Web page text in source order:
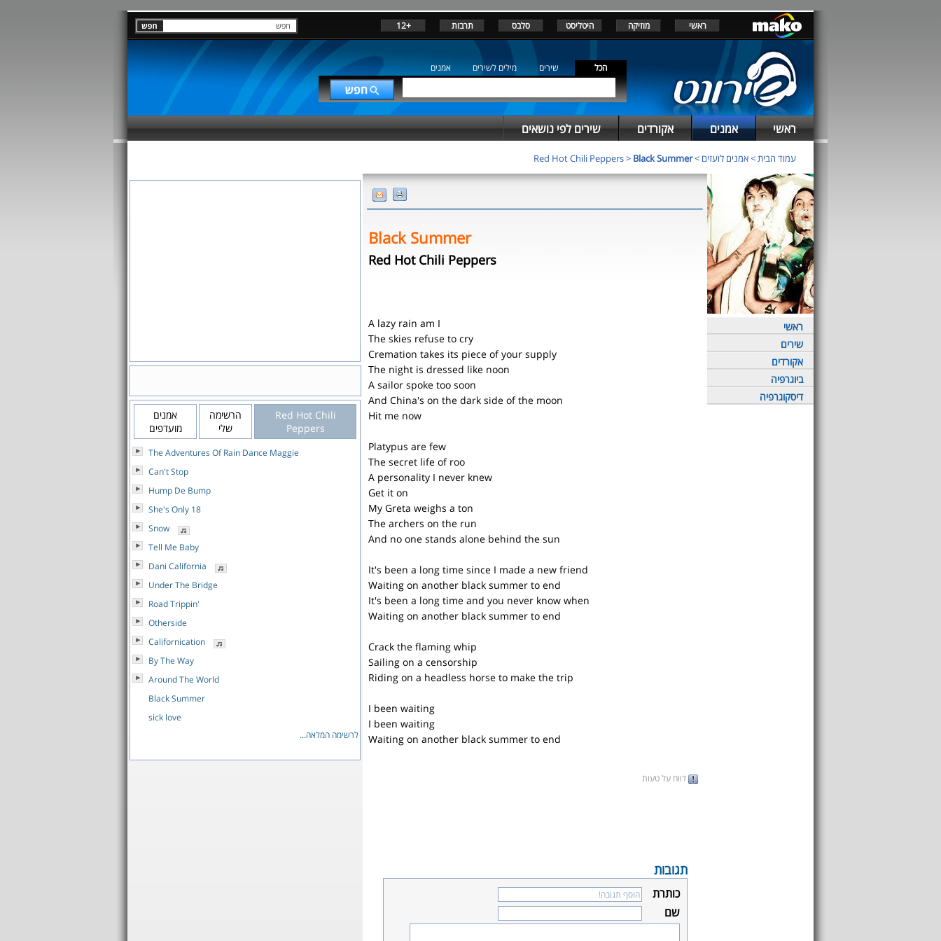
ראשי מוזיקה היטליסט סלבס תרבות +12
הכל שירים מילים לשירים אמנים
ראשי אמנים אקורדים שירים לפי נושאים
עמוד הבית>אמנים לועזים >
Red Hot Chili Peppers> Black Summer
ראשי
שירים
אקורדים
ביוגרפיה
דיסקוגרפיה
Black Summer
Red Hot Chili Peppers
A lazy rain am I
The skies refuse to cry
Cremation takes its piece of your supply
The night is dressed like noon
A sailor spoke too soon
And China's on the dark side of the moon
Hit me now
Platypus are few
The secret life of roo
A personality I never knew
Get it on
My Greta weighs a ton
The archers on the run
And no one stands alone behind the sun
It's been a long time since I made a new friend
Waiting on another black summer to end
It's been a long time and you never know when
Waiting on another black summer to end
Crack the flaming whip
Sailing on a censorship
Riding on a headless horse to make the trip
I been waiting
I been waiting
Waiting on another black summer to end
דווח על טעות
תגובות
כותרת
שם
Red Hot Chili
Peppers
הרשימה
שלי
אמנים
מועדפים
The Adventures Of Rain Dance Maggie
Can't Stop
Hump De Bump
She's Only 18
Snow
Tell Me Baby
Dani California
Under The Bridge
Road Trippin'
Otherside
Californication
By The Way
Around The World
Black Summer
sick love
לרשימה המלאה...